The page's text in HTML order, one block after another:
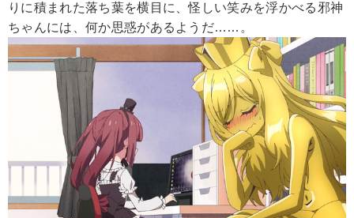
りに積まれた落ち葉を横目に、怪しい笑みを浮かべる邪神
ちゃんには、何か思惑があるようだ……。